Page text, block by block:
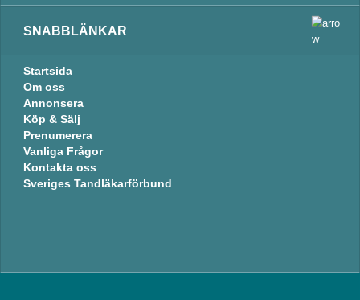
SNABBLÄNKAR
Startsida
Om oss
Annonsera
Köp & Sälj
Prenumerera
Vanliga Frågor
Kontakta oss
Sveriges Tandläkarförbund